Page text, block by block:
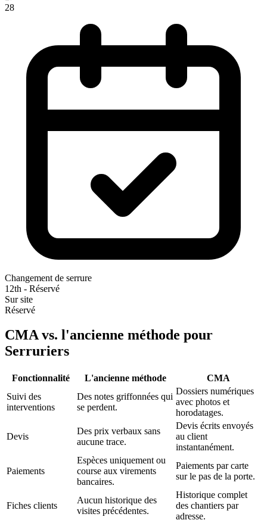
28
Changement de serrure
12th - Réservé
Sur site
Réservé
CMA vs. l'ancienne méthode pour
Serruriers
Fonctionnalité L'ancienne méthode
CMA‎
Suivi des
interventions
Des notes griffonnées qui
se perdent.
Dossiers numériques
avec photos et
horodatages.
Devis
Des prix verbaux sans
aucune trace.
Devis écrits envoyés
au client
instantanément.
Paiements
Espèces uniquement ou
course aux virements
bancaires.
Paiements par carte
sur le pas de la porte.
Fiches clients
Aucun historique des
visites précédentes.
Historique complet
des chantiers par
adresse.